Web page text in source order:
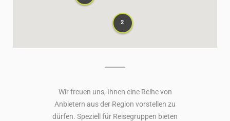
22
Wir freuen uns, Ihnen eine Reihe von
Anbietern aus der Region vorstellen zu
dürfen. Speziell für Reisegruppen bieten